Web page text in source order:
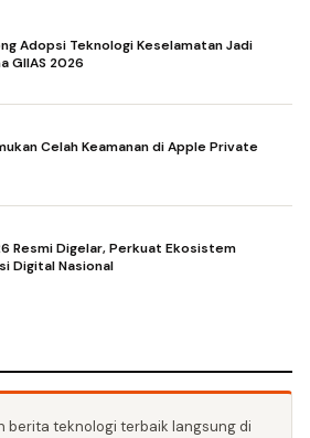
Adopsi Teknologi Keselamatan Jadi
GIIAS 2026
Celah Keamanan di Apple Private
Resmi Digelar, Perkuat Ekosistem
Digital Nasional
berita teknologi terbaik langsung di